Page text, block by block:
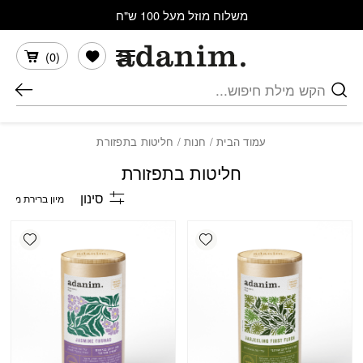
משלוח מוזל מעל 100 ש"ח
חיפוש
(
0
)
הרשימה שלי
עמוד הבית/ חנות/ חליטות בתפזורת
חליטות בתפזורת
סינון
Add wishlist